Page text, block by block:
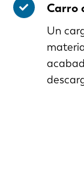
Carro
Un